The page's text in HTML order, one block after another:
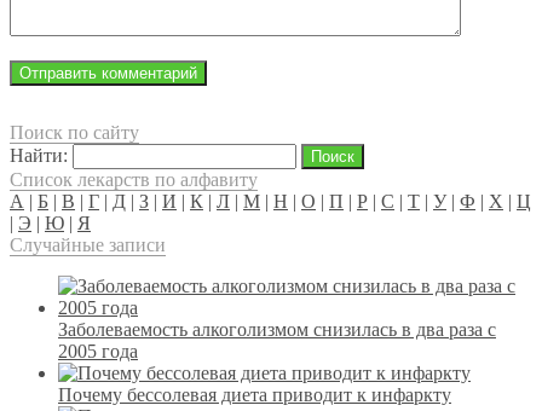
Поиск по сайту
Найти:
Список лекарств по алфавиту
А | Б | В | Г | Д | З | И | К | Л | М | Н | О | П | Р | С | Т | У| Ф | Х | Ц
| Э | Ю | Я
Случайные записи
Заболеваемость алкоголизмом снизилась в два раза с
2005 года
Почему бессолевая диета приводит к инфаркту